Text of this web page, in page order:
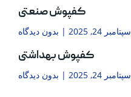
کفپوش صنعتی
سپتامبر 24, 2025 بدون دیدگاه
کفپوش بهداشتی
سپتامبر 24, 2025 بدون دیدگاه